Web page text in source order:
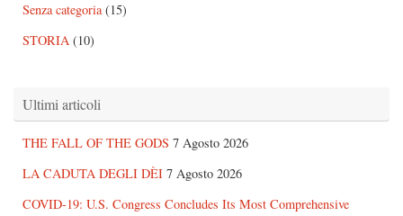
Senza categoria(15)
STORIA (10)
Ultimi articoli
THE FALL OF THE GODS 7 Agosto 2026
LA CADUTA DEGLI DÈI 7 Agosto 2026
COVID-19: U.S. Congress Concludes Its Most Comprehensive